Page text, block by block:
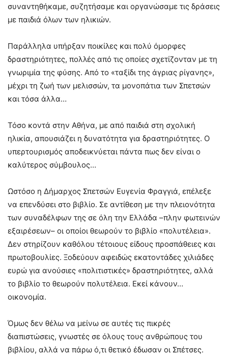
συναντηθήκαμε, συζητήσαμε και οργανώσαμε τις δράσεις
με παιδιά όλων των ηλικιών.
Παράλληλα υπήρξαν ποικίλες και πολύ όμορφες
δραστηριότητες, πολλές από τις οποίες σχετίζονταν με τη
γνωριμία της φύσης. Από το «ταξίδι της άγριας ρίγανης»,
μέχρι τη ζωή των μελισσών, τα μονοπάτια των Σπετσών
και τόσα άλλα…
Τόσο κοντά στην Αθήνα, με από παιδιά στη σχολική
ηλικία, απουσιάζει η δυνατότητα για δραστηριότητες. Ο
υπερτουρισμός αποδεικνύεται πάντα πως δεν είναι ο
καλύτερος σύμβουλος…
Ωστόσο η Δήμαρχος Σπετσών Ευγενία Φραγγιά, επέλεξε
να επενδύσει στο βιβλίο. Σε αντίθεση με την πλειονότητα
των συναδέλφων της σε όλη την Ελλάδα –πλην φωτεινών
εξαιρέσεων– οι οποίοι θεωρούν το βιβλίο «πολυτέλεια».
Δεν στηρίζουν καθόλου τέτοιους είδους προσπάθειες και
πρωτοβουλίες. Ξοδεύουν αφειδώς εκατοντάδες χιλιάδες
ευρώ για ανούσιες «πολιτιστικές» δραστηριότητες, αλλά
το βιβλίο το θεωρούν πολυτέλεια. Εκεί κάνουν…
οικονομία.
Όμως δεν θέλω να μείνω σε αυτές τις πικρές
διαπιστώσεις, γνωστές σε όλους τους ανθρώπους του
βιβλίου, αλλά να πάρω ό,τι θετικό έδωσαν οι Σπέτσες.